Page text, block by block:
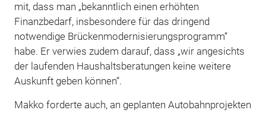
mit, dass man „bekanntlich einen erhöhten
Finanzbedarf, insbesondere für das dringend
notwendige Brückenmodernisierungsprogramm“
habe. Er verwies zudem darauf, dass „wir angesichts
der laufenden Haushaltsberatungen keine weitere
Auskunft geben können“.
Makko forderte auch, an geplanten Autobahnprojekten